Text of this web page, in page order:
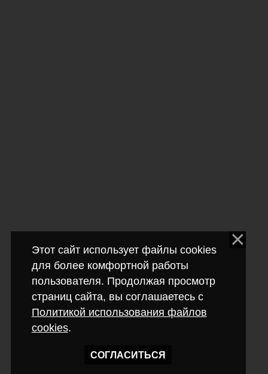
Этот сайт использует файлы cookies
для более комфортной работы
пользователя. Продолжая просмотр
страниц сайта, вы соглашаетесь с
Политикой использования файлов
cookies.
СОГЛАСИТЬСЯ